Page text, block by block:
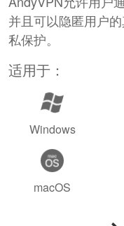
并且可以隐匿用户
私保护。
适用于：
Windows
macOS